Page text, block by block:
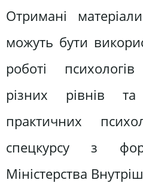
Отримані
можуть бути
роботі
різних рівнів
практичних
спецкурсу з
Міністерства